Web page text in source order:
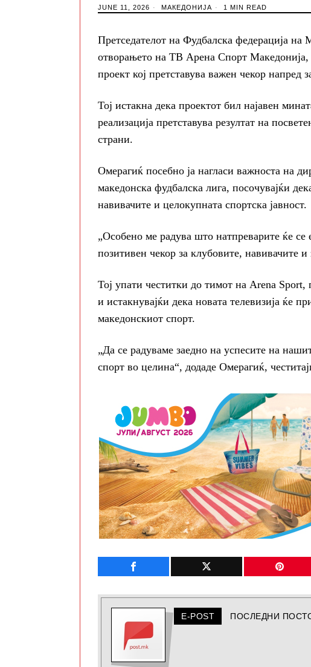
JUNE 11, 2026 МАКЕДОНИЈА 1 MIN READ
Претседателот на Фудбалска федерација
отворањето на ТВ Арена Спорт Македонија,
проект кој претставува важен чекор напред
Тој истакна дека проектот бил најавен
реализација претставува резултат на
страни.
Омерагиќ посебно ја нагласи важноста на
македонска фудбалска лига, посочувајќи
навивачите и целокупната спортска јавност.
„Особено ме радува што натпреварите ќе
позитивен чекор за клубовите, навивачите
Тој упати честитки до тимот на Arena
и истакнувајќи дека новата телевизија ќе
македонскиот спорт.
„Да се радуваме заедно на успесите на
спорт во целина“, додаде Омерагиќ,
E-POST ПОСЛЕДНИ